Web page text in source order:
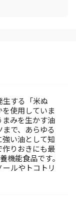
生する「米ぬ
使用していま
まみを生かす油
で、あらゆる
強い油として知
作りおきにも最
機能食品です。
ルやトコトリ